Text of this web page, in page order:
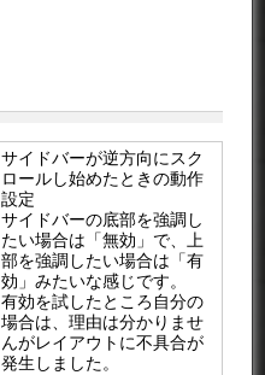
サイドバーが逆方向にスク
ロールし始めたときの動作
設定
サイドバーの底部を強調し
たい場合は「無効」で、上
部を強調したい場合は「有
効」みたいな感じです。
有効を試したところ自分の
場合は、理由は分かりませ
んがレイアウトに不具合が
発生しました。